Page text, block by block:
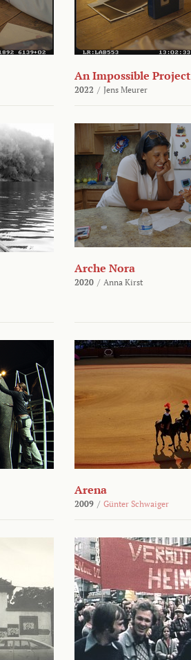
An Impossible Project
2022 / Jens Meurer
Arche Nora
2020 / Anna Kirst
Arena
2009 / Günter Schwaiger